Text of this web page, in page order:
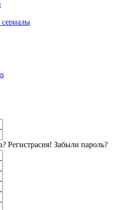
сериалы
Регистраcия! Забыли пароль?